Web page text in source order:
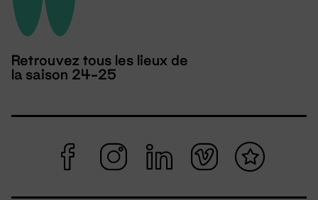
Retrouvez tous les lieux de
la saison 24-25